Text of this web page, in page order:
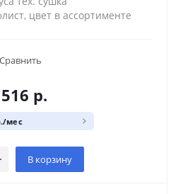
цвет в ассортименте
Сравнить
р.
мес
В корзину